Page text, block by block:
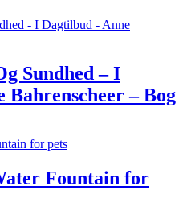
Sundhed – I
Bahrenscheer – Bog
Fountain for